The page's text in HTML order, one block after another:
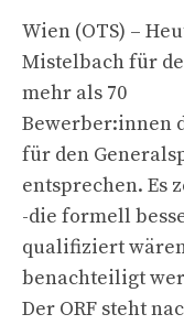
Wien (OTS) –
Mistelbach für
mehr als 70
Bewerber:innen
für den
entsprechen. Es
-die formell
qualifiziert
benachteiligt
Der ORF steht